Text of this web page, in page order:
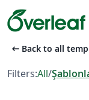
arrow_left_alt Back to all
Filters:All/